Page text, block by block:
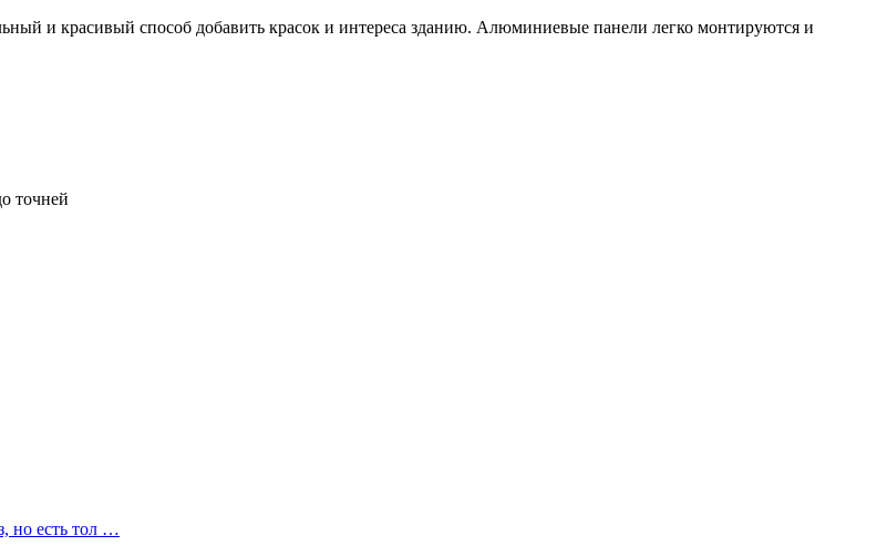
и красивый способ добавить красок и интереса зданию. Алюминиевые панели легко монтируются и
точней
но есть тол …